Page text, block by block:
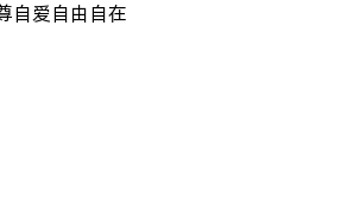
自爱自由自在